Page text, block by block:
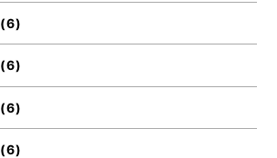
(6)
(6)
(6)
(6)